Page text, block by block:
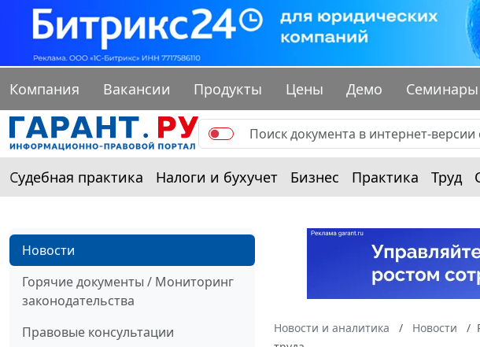
Компания Вакансии Продукты Цены Демо Семинары
Судебная практика Налоги и бухучет Бизнес Практика Труд
Новости
Горячие документы / Мониторинг
законодательства
Правовые консультации
Новости и аналитика Новости